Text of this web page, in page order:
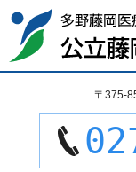
検
索:
〒375-